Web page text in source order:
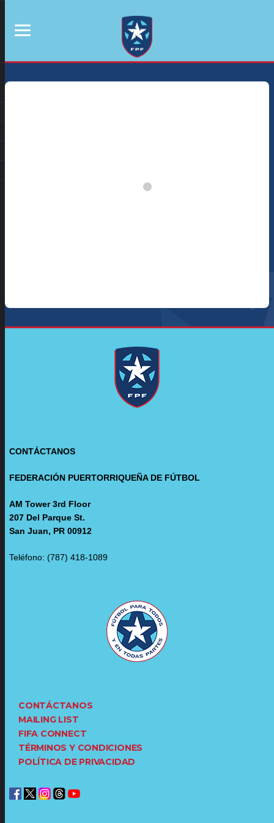
CONTÁCTANOS
FEDERACIÓN PUERTORRIQUEÑA DE FÚTBOL
AM Tower 3rd Floor
207 Del Parque St.
San Juan, PR 00912
Teléfono: (787) 418-1089
CONTÁCTANOS
MAILING LIST
FIFA CONNECT
TÉRMINOS Y CONDICIONES
POLÍTICA DE PRIVACIDAD